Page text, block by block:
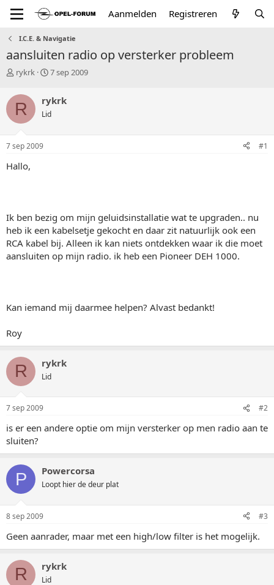
Aanmelden Registreren
I.C.E. & Navigatie
aansluiten radio op versterker probleem
T
p
i
c
s
a
t
rykrk
S
r
t
a
7 sep 2009
R rykrk
Lid
7 sep 2009 #1
Hallo,
Ik ben bezig om mijn geluidsinstallatie wat te upgraden.. nu
heb ik een kabelsetje gekocht en daar zit natuurlijk ook een
RCA kabel bij. Alleen ik kan niets ontdekken waar ik die moet
aansluiten op mijn radio. ik heb een Pioneer DEH 1000.
Kan iemand mij daarmee helpen? Alvast bedankt!
Roy
R rykrk
Lid
7 sep 2009 #2
is er een andere optie om mijn versterker op men radio aan te
sluiten?
P Powercorsa
Loopt hier de deur plat
8 sep 2009 #3
Geen aanrader, maar met een high/low filter is het mogelijk.
R rykrk
Lid